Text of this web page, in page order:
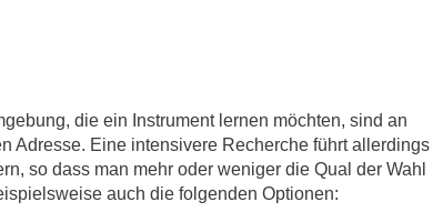
die ein Instrument lernen möchten, sind an
Adresse. Eine intensivere Recherche führt allerdings
so dass man mehr oder weniger die Qual der Wahl
auch die folgenden Optionen: